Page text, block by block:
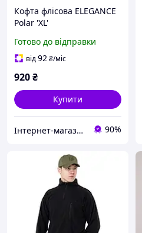
Кофта флісова ELEGANCE
Polar 'XL'
Готово до відправки
від92₴/міс
920₴
Купити
Інтернет-магазин 100 Мікрон 90%